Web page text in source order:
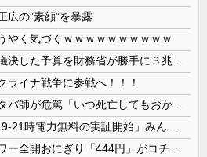
広の”素顔”を暴露
やく気づくｗｗｗｗｗｗｗｗｗｗ
ライナ戦争に参戦へ！！！